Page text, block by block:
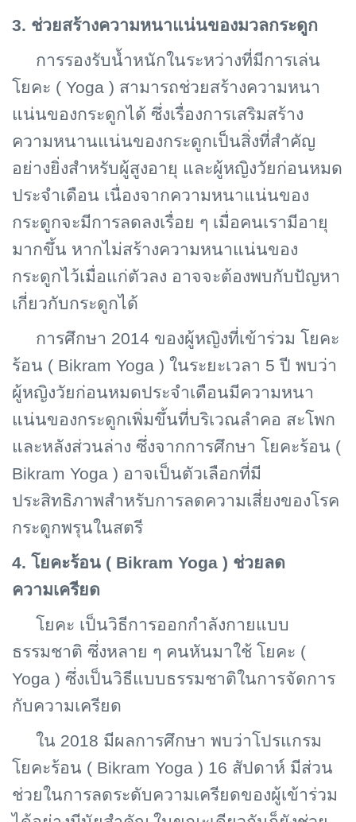
3. ช่วยสร้างความหนาแน่นของมวลกระดูก
การรองรับน้ำหนักในระหว่างที่มีการเล่น
โยคะ ( Yoga ) สามารถช่วยสร้างความหนา
แน่นของกระดูกได้ ซึ่งเรื่องการเสริมสร้าง
ความหนานแน่นของกระดูกเป็นสิ่งที่สำคัญ
อย่างยิ่งสำหรับผู้สูงอายุ และผู้หญิงวัยก่อนหมด
ประจำเดือน เนื่องจากความหนาแน่นของ
กระดูกจะมีการลดลงเรื่อย ๆ เมื่อคนเรามีอายุ
มากขึ้น หากไม่สร้างความหนาแน่นของ
กระดูกไว้เมื่อแก่ตัวลง อาจจะต้องพบกับปัญหา
เกี่ยวกับกระดูกได้
การศึกษา 2014 ของผู้หญิงที่เข้าร่วม โยคะ
ร้อน ( Bikram Yoga ) ในระยะเวลา 5 ปี พบว่า
ผู้หญิงวัยก่อนหมดประจำเดือนมีความหนา
แน่นของกระดูกเพิ่มขึ้นที่บริเวณลำคอ สะโพก
และหลังส่วนล่าง ซึ่งจากการศึกษา โยคะร้อน (
Bikram Yoga ) อาจเป็นตัวเลือกที่มี
ประสิทธิภาพสำหรับการลดความเสี่ยงของโรค
กระดูกพรุนในสตรี
4. โยคะร้อน ( Bikram Yoga ) ช่วยลด
ความเครียด
โยคะ เป็นวิธีการออกกำลังกายแบบ
ธรรมชาติ ซึ่งหลาย ๆ คนหันมาใช้ โยคะ (
Yoga ) ซึ่งเป็นวิธีแบบธรรมชาติในการจัดการ
กับความเครียด
ใน 2018 มีผลการศึกษา พบว่าโปรแกรม
โยคะร้อน ( Bikram Yoga ) 16 สัปดาห์ มีส่วน
ช่วยในการลดระดับความเครียดของผู้เข้าร่วม